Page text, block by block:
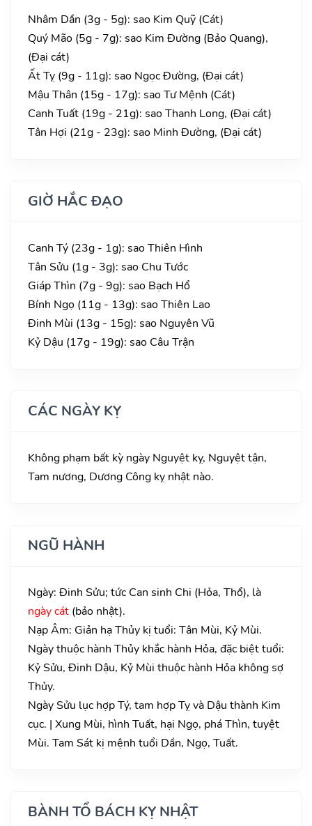
Nhâm Dần (3g - 5g): sao Kim Quỹ (Cát)
Quý Mão (5g - 7g): sao Kim Đường (Bảo Quang),
(Đại cát)
Ất Tỵ (9g - 11g): sao Ngọc Đường, (Đại cát)
Mậu Thân (15g - 17g): sao Tư Mệnh (Cát)
Canh Tuất (19g - 21g): sao Thanh Long, (Đại cát)
Tân Hợi (21g - 23g): sao Minh Đường, (Đại cát)
GIỜ HẮC ĐẠO
Canh Tý (23g - 1g): sao Thiên Hình
Tân Sửu (1g - 3g): sao Chu Tước
Giáp Thìn (7g - 9g): sao Bạch Hổ
Bính Ngọ (11g - 13g): sao Thiên Lao
Đinh Mùi (13g - 15g): sao Nguyên Vũ
Kỷ Dậu (17g - 19g): sao Câu Trận
CÁC NGÀY KỴ
Không phạm bất kỳ ngày Nguyệt kỵ, Nguyệt tận,
Tam nương, Dương Công kỵ nhật nào.
NGŨ HÀNH
Ngày: Đinh Sửu; tức Can sinh Chi (Hỏa, Thổ), là
ngày cát (bảo nhật).
Nạp Âm: Giản hạ Thủy kị tuổi: Tân Mùi, Kỷ Mùi.
Ngày thuộc hành Thủy khắc hành Hỏa, đặc biệt tuổi:
Kỷ Sửu, Đinh Dậu, Kỷ Mùi thuộc hành Hỏa không sợ
Thủy.
Ngày Sửu lục hợp Tý, tam hợp Tỵ và Dậu thành Kim
cục. | Xung Mùi, hình Tuất, hại Ngọ, phá Thìn, tuyệt
Mùi. Tam Sát kị mệnh tuổi Dần, Ngọ, Tuất.
BÀNH TỔ BÁCH KỴ NHẬT